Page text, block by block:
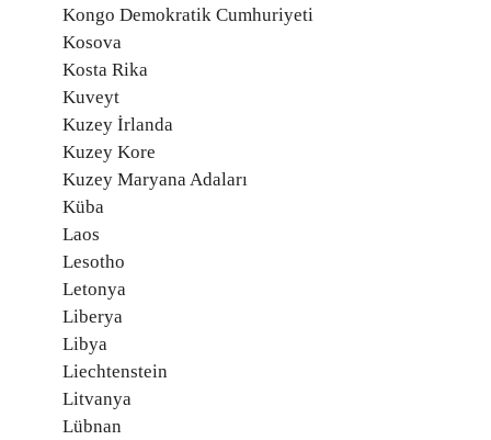
Kongo Demokratik Cumhuriyeti
Kosova
Kosta Rika
Kuveyt
Kuzey İrlanda
Kuzey Kore
Kuzey Maryana Adaları
Küba
Laos
Lesotho
Letonya
Liberya
Libya
Liechtenstein
Litvanya
Lübnan